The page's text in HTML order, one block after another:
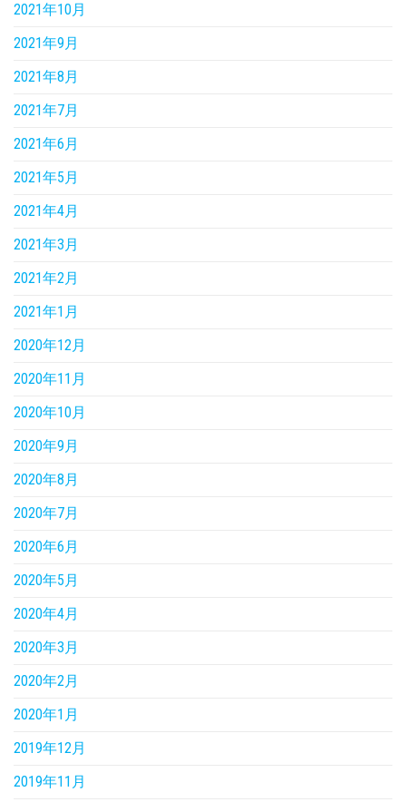
2021年10月
2021年9月
2021年8月
2021年7月
2021年6月
2021年5月
2021年4月
2021年3月
2021年2月
2021年1月
2020年12月
2020年11月
2020年10月
2020年9月
2020年8月
2020年7月
2020年6月
2020年5月
2020年4月
2020年3月
2020年2月
2020年1月
2019年12月
2019年11月